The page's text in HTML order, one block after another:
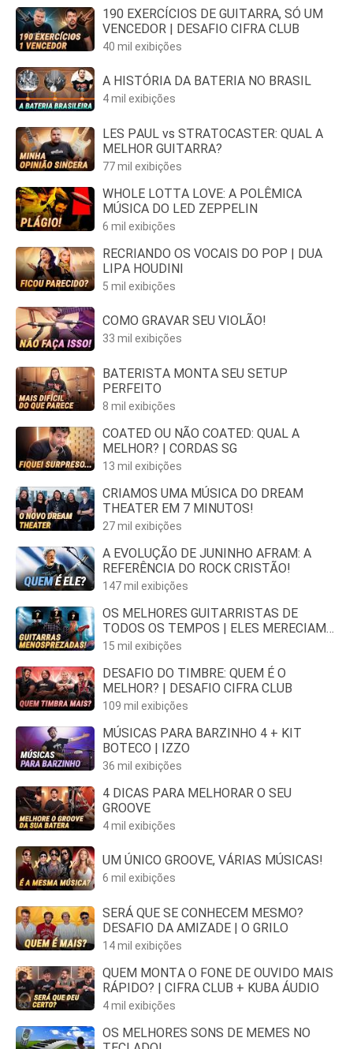
190 EXERCÍCIOS DE GUITARRA, SÓ UM
VENCEDOR | DESAFIO CIFRA CLUB
40 mil exibições
A HISTÓRIA DA BATERIA NO BRASIL
4 mil exibições
LES PAUL vs STRATOCASTER: QUAL A
MELHOR GUITARRA?
77 mil exibições
WHOLE LOTTA LOVE: A POLÊMICA
MÚSICA DO LED ZEPPELIN
6 mil exibições
RECRIANDO OS VOCAIS DO POP | DUA
LIPA HOUDINI
5 mil exibições
COMO GRAVAR SEU VIOLÃO!
33 mil exibições
BATERISTA MONTA SEU SETUP
PERFEITO
8 mil exibições
COATED OU NÃO COATED: QUAL A
MELHOR? | CORDAS SG
13 mil exibições
CRIAMOS UMA MÚSICA DO DREAM
THEATER EM 7 MINUTOS!
27 mil exibições
A EVOLUÇÃO DE JUNINHO AFRAM: A
REFERÊNCIA DO ROCK CRISTÃO!
147 mil exibições
OS MELHORES GUITARRISTAS DE
TODOS OS TEMPOS | ELES MERECIAM
MAIS
15 mil exibições
DESAFIO DO TIMBRE: QUEM É O
MELHOR? | DESAFIO CIFRA CLUB
109 mil exibições
MÚSICAS PARA BARZINHO 4 + KIT
BOTECO | IZZO
36 mil exibições
4 DICAS PARA MELHORAR O SEU
GROOVE
4 mil exibições
UM ÚNICO GROOVE, VÁRIAS MÚSICAS!
6 mil exibições
SERÁ QUE SE CONHECEM MESMO?
DESAFIO DA AMIZADE | O GRILO
14 mil exibições
QUEM MONTA O FONE DE OUVIDO MAIS
RÁPIDO? | CIFRA CLUB + KUBA ÁUDIO
4 mil exibições
OS MELHORES SONS DE MEMES NO